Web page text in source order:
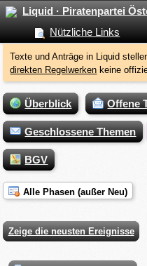
Liquid · Piratenpartei
Nützliche Links
Texte und Anträge in Liquid
direkten Regelwerken keine
Überblick Offene
Geschlossene Themen
BGV
Alle Phasen (außer Neu)
Zeige die neusten Ereignisse